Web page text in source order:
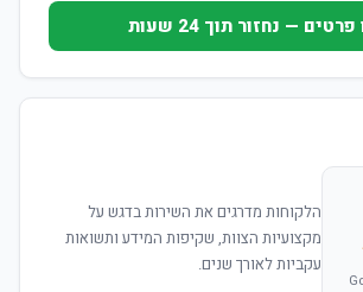
— נחזור תוך 24 שעות
הלקוחות מדרגים את השירות בדגש על
מקצועיות הצוות, שקיפות המידע ותשואות
עקביות לאורך שנים.